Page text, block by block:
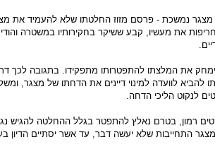
של מצגר נמשכת - פרסם מזוז החלטתו שלא להעמיד את
את מעשיו, קבע ששיקר בחקירותיו במשטרה
את המלצתו להתפטרותו מתפקידו. בתגובה לכך
להביא לוועדה למינוי דיינים את הדחתו של מצגר,
לנקוט הליכי הדחה.
רמון, בטרם נאלץ להתפטר בגלל ההחלטה להגיש
התחייבות שלא יעשה דבר, עד אשר יסתיים הדיון